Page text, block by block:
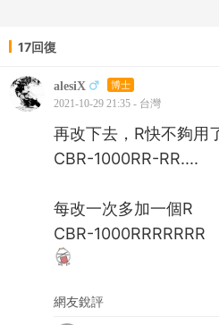
17回復
alesiX 博士
2021-10-29 21:35 - 台灣
再改下去，R快不夠用
CBR-1000RR-RR....
每改一次多加一個R
CBR-1000RRRRRRR
網友銳評